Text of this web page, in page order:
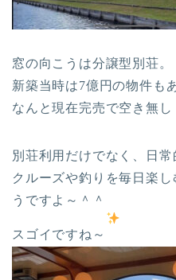
窓の向こうは分譲型別荘。
新築当時は7億円の物件も
なんと現在完売で空き無し
別荘利用だけでなく、日常
クルーズや釣りを毎日楽
うですよ～＾＾
スゴイですね～